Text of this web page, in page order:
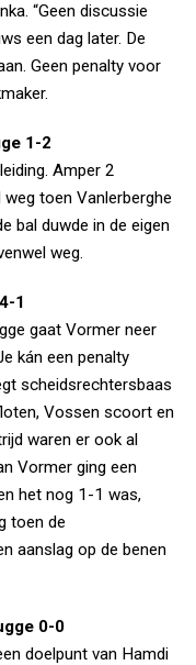
“Geen discussie
een dag later. De
Geen penalty voor
1-2
Amper 2
toen Vanlerberghe
bal duwde in de eigen
weg.
1
gaat Vormer neer
kán een penalty
scheidsrechtersbaas
Vossen scoort en
waren er ook al
Vormer ging een
het nog 1-1 was,
toen de
aanslag op de benen
0-0
doelpunt van Hamdi